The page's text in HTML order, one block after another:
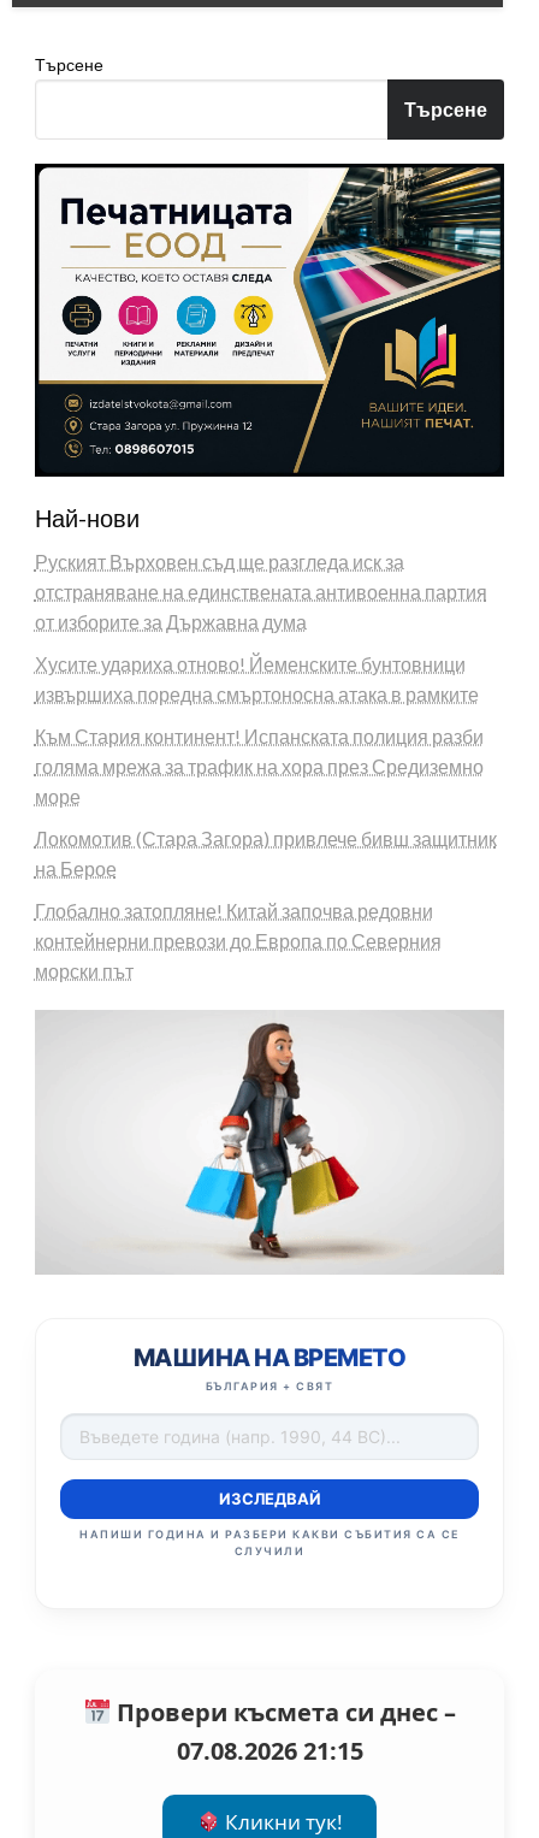
Търсене
Търсене
Най-нови
Руският Върховен съд ще разгледа иск за
отстраняване на единствената антивоенна партия
от изборите за Държавна дума
Хусите удариха отново! Йеменските бунтовници
извършиха поредна смъртоносна атака в рамките
Към Стария континент! Испанската полиция разби
голяма мрежа за трафик на хора през Средиземно
море
Локомотив (Стара Загора) привлече бивш защитник
на Берое
Глобално затопляне! Китай започва редовни
контейнерни превози до Европа по Северния
морски път
МАШИНА НА ВРЕМЕТО
БЪЛГАРИЯ + СВЯТ
ИЗСЛЕДВАЙ
НАПИШИ ГОДИНА И РАЗБЕРИ КАКВИ СЪБИТИЯ СА СЕ
СЛУЧИЛИ
Провери късмета си днес –
07.08.2026 21:15
Кликни тук!